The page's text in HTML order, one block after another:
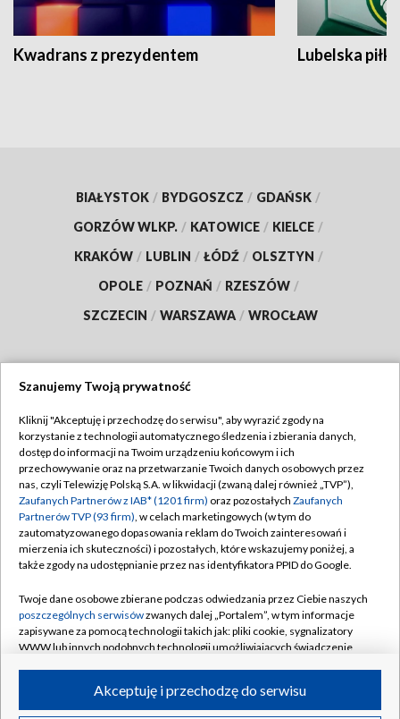
Kwadrans z prezydentem Lubelska piłka
BIAŁYSTOK / BYDGOSZCZ / GDAŃSK /
GORZÓW WLKP. / KATOWICE / KIELCE /
KRAKÓW / LUBLIN / ŁÓDŹ / OLSZTYN /
OPOLE / POZNAŃ / RZESZÓW /
SZCZECIN / WARSZAWA / WROCŁAW
TVP
Abonament TVP
Emisja w TVP
Centrum informacji TVP
Naziemna Telewizja Cyfrowa
Rada Programowa
System NOS
Informacje o nadawcy
Program dla prasy
Regulamin TVP
Polityka prywatności
Moje zgody
Pomoc
Kontakt
Kanały
Szanujemy Twoją prywatność
Kliknij "Akceptuję i przechodzę do serwisu", aby wyrazić zgody na
korzystanie z technologii automatycznego śledzenia i zbierania danych,
dostęp do informacji na Twoim urządzeniu końcowym i ich
przechowywanie oraz na przetwarzanie Twoich danych osobowych przez
nas, czyli Telewizję Polską S.A. w likwidacji (zwaną dalej również „TVP”),
Zaufanych Partnerów z IAB* (1201 firm) oraz pozostałych Zaufanych
Partnerów TVP (93 firm), w celach marketingowych (w tym do
zautomatyzowanego dopasowania reklam do Twoich zainteresowań i
mierzenia ich skuteczności) i pozostałych, które wskazujemy poniżej, a
także zgody na udostępnianie przez nas identyfikatora PPID do Google.
Twoje dane osobowe zbierane podczas odwiedzania przez Ciebie naszych
poszczególnych serwisówzwanych dalej „Portalem”, w tym informacje
zapisywane za pomocą technologii takich jak: pliki cookie, sygnalizatory
WWW lub innych podobnych technologii umożliwiających świadczenie
ruchu w Internecie.Akceptuję i przechodzę do serwisu